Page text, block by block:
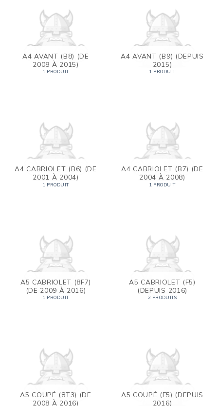
A4 AVANT (B8) (DE
2008 À 2015)
1 PRODUIT
A4 AVANT (B9) (DEPUIS
2015)
1 PRODUIT
A4 CABRIOLET (B6) (DE
2001 À 2004)
1 PRODUIT
A4 CABRIOLET (B7) (DE
2004 À 2008)
1 PRODUIT
A5 CABRIOLET (8F7)
(DE 2009 À 2016)
1 PRODUIT
A5 CABRIOLET (F5)
(DEPUIS 2016)
2 PRODUITS
A5 COUPÉ (8T3) (DE
2008 À 2016)
A5 COUPÉ (F5) (DEPUIS
2016)